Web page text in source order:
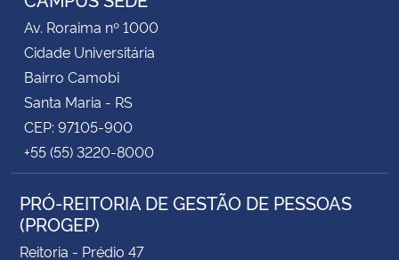
Av. Roraima nº 1000
Cidade Universitária
Bairro Camobi
Santa Maria - RS
CEP: 97105-900
+55 (55) 3220-8000
PRÓ-REITORIA DE GESTÃO DE PESSOAS
(PROGEP)
Reitoria - Prédio 47